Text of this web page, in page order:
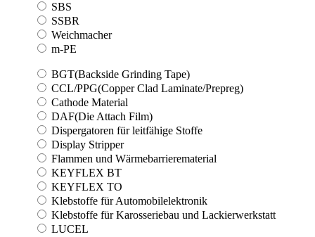
SBS
SSBR
Weichmacher
m-PE
BGT(Backside Grinding Tape)
CCL/PPG(Copper Clad Laminate/Prepreg)
Cathode Material
DAF(Die Attach Film)
Dispergatoren für leitfähige Stoffe
Display Stripper
Flammen und Wärmebarrierematerial
KEYFLEX BT
KEYFLEX TO
Klebstoffe für Automobilelektronik
Klebstoffe für Karosseriebau und Lackierwerkstatt
LUCEL